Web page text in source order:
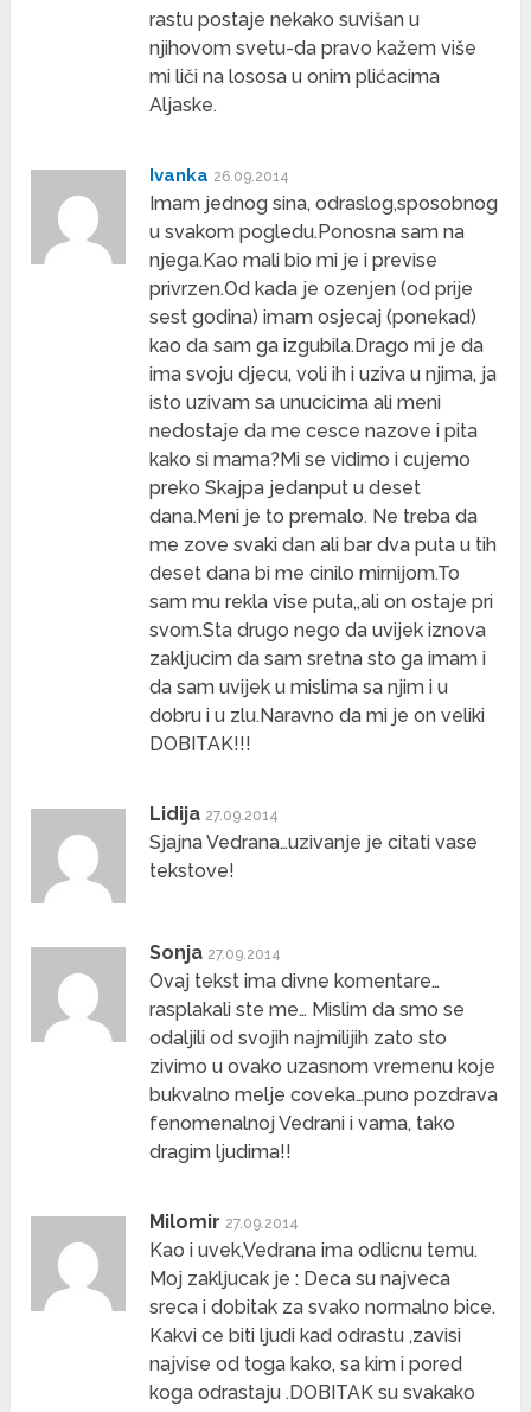
rastu postaje nekako suvišan u
njihovom svetu-da pravo kažem više
mi liči na lososa u onim plićacima
Aljaske.
Ivanka 26.09.2014
Imam jednog sina, odraslog,sposobnog
u svakom pogledu.Ponosna sam na
njega.Kao mali bio mi je i previse
privrzen.Od kada je ozenjen (od prije
sest godina) imam osjecaj (ponekad)
kao da sam ga izgubila.Drago mi je da
ima svoju djecu, voli ih i uziva u njima, ja
isto uzivam sa unucicima ali meni
nedostaje da me cesce nazove i pita
kako si mama?Mi se vidimo i cujemo
preko Skajpa jedanput u deset
dana.Meni je to premalo. Ne treba da
me zove svaki dan ali bar dva puta u tih
deset dana bi me cinilo mirnijom.To
sam mu rekla vise puta,,ali on ostaje pri
svom.Sta drugo nego da uvijek iznova
zakljucim da sam sretna sto ga imam i
da sam uvijek u mislima sa njim i u
dobru i u zlu.Naravno da mi je on veliki
DOBITAK!!!
Lidija 27.09.2014
Sjajna Vedrana…uzivanje je citati vase
tekstove!
Sonja 27.09.2014
Ovaj tekst ima divne komentare…
rasplakali ste me… Mislim da smo se
odaljili od svojih najmilijih zato sto
zivimo u ovako uzasnom vremenu koje
bukvalno melje coveka…puno pozdrava
fenomenalnoj Vedrani i vama, tako
dragim ljudima!!
Milomir 27.09.2014
Kao i uvek,Vedrana ima odlicnu temu.
Moj zakljucak je : Deca su najveca
sreca i dobitak za svako normalno bice.
Kakvi ce biti ljudi kad odrastu ,zavisi
najvise od toga kako, sa kim i pored
koga odrastaju .DOBITAK su svakako